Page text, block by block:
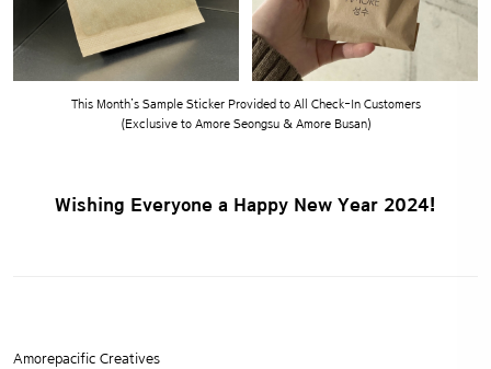
This Month’s Sample Sticker Provided to All Check-In Customers
(Exclusive to Amore Seongsu & Amore Busan)
Wishing Everyone a Happy New Year 2024!
Amorepacific Creatives